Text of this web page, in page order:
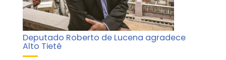
Deputado Roberto de Lucena agradece
Alto Tietê